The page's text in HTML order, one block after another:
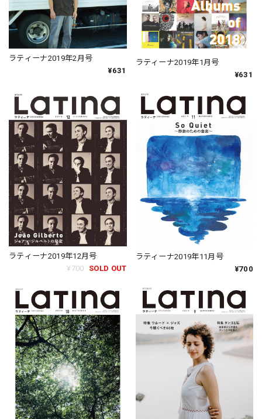
ラティーナ2019年2月号
¥631
ラティーナ2019年1月号
¥631
ラティーナ2019年12月号
¥700
SOLD OUT
ラティーナ2019年11月号
¥700